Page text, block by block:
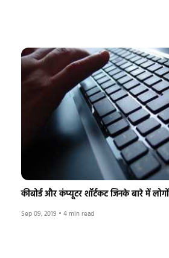
कीबोर्ड और कंप्यूटर शॉर्टकट जिनके बारे में
Sep 09, 2019 • 4 min read